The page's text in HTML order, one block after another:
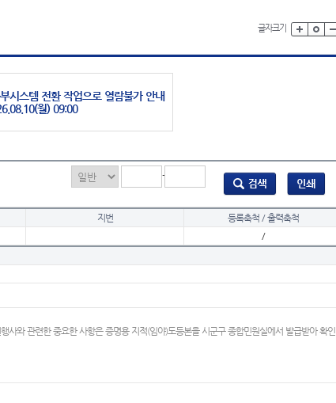
글자크기
시스템 전환 작업으로 열람불가 안내
월) 09:00
-
지번
등록축척 / 출력축척
/
와 관련한 중요한 사항은 증명용 지적(임야)도등본을 시군구 종합민원실에서 발급받아 확인